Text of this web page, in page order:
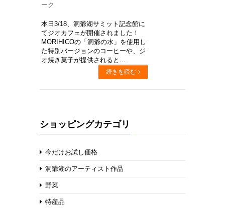
ーク
本日3/18、洞爺湖サミット記念館に
てジオカフェが開催されました！
MORIHICOの「洞爺の水」を使用し
た特別バージョンのコーヒーや、ジ
オ焼き菓子が提供されると...
続きを読む
ショッピングカテゴリ
今だけお試し価格
洞爺湖のアーティスト作品
野菜
特産品